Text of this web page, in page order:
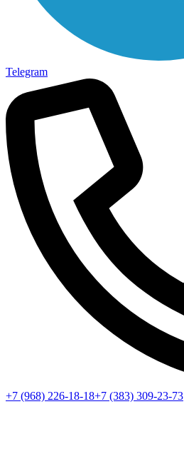
Telegram
+7 (968) 226-18-18+7 (383) 309-23-73